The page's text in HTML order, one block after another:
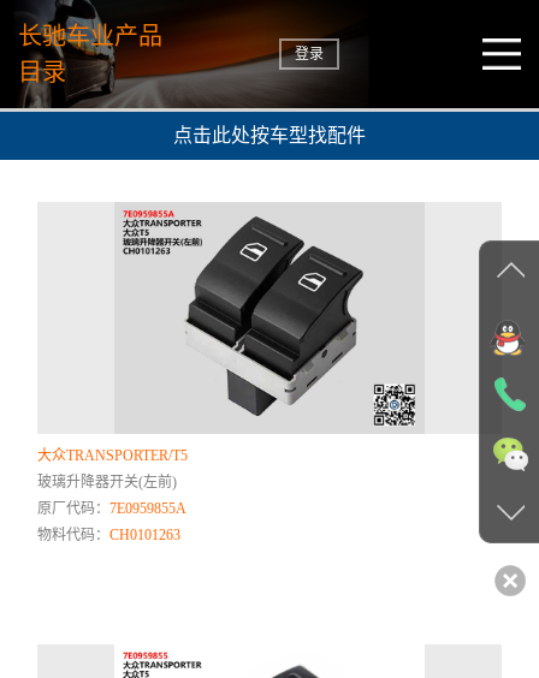
长驰车业产品
目录
登录
点击此处按车型找配件
大众TRANSPORTER/T5
玻璃升降器开关(左前)
原厂代码：7E0959855A
物料代码：CH0101263